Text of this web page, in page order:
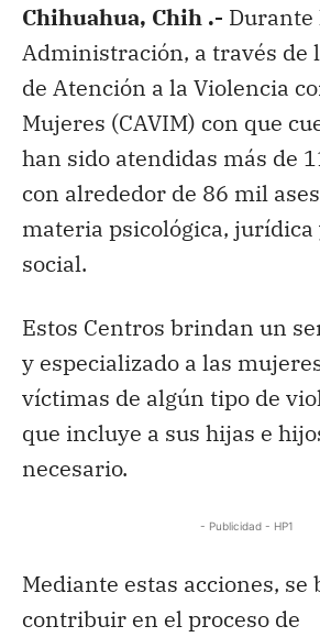
Chihuahua, Chih .- Durante
Administración, a través de
de Atención a la Violencia
Mujeres (CAVIM) con que
han sido atendidas más de
con alrededor de 86 mil
materia psicológica, jurídica
social.
Estos Centros brindan un
y especializado a las
víctimas de algún tipo de
que incluye a sus hijas e
necesario.
- Publicidad - HP1
Mediante estas acciones, se
contribuir en el proceso de